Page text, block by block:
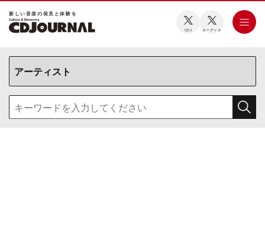
新しい⾳楽の発⾒と体験を
CDJ オーディオ